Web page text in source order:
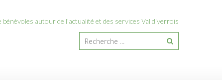
bénévoles autour de l'actualité et des services Val d'yerrois